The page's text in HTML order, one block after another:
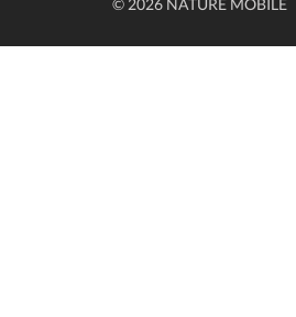
© 2026 NATURE MOBILE